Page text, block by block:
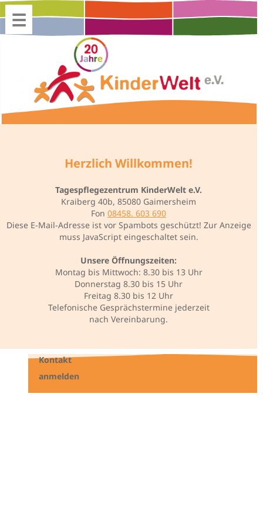
Herzlich Willkommen!
Tagespflegezentrum KinderWelt e.V.
Kraiberg 40b, 85080 Gaimersheim
Fon 08458. 603 690
Diese E-Mail-Adresse ist vor Spambots geschützt! Zur Anzeige
muss JavaScript eingeschaltet sein.
Unsere Öffnungszeiten:
Montag bis Mittwoch: 8.30 bis 13 Uhr
Donnerstag 8.30 bis 15 Uhr
Freitag 8.30 bis 12 Uhr
Telefonische Gesprächstermine jederzeit
nach Vereinbarung.
Kontakt
anmelden